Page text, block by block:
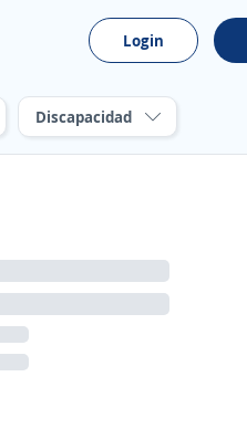
Login
Discapacidad